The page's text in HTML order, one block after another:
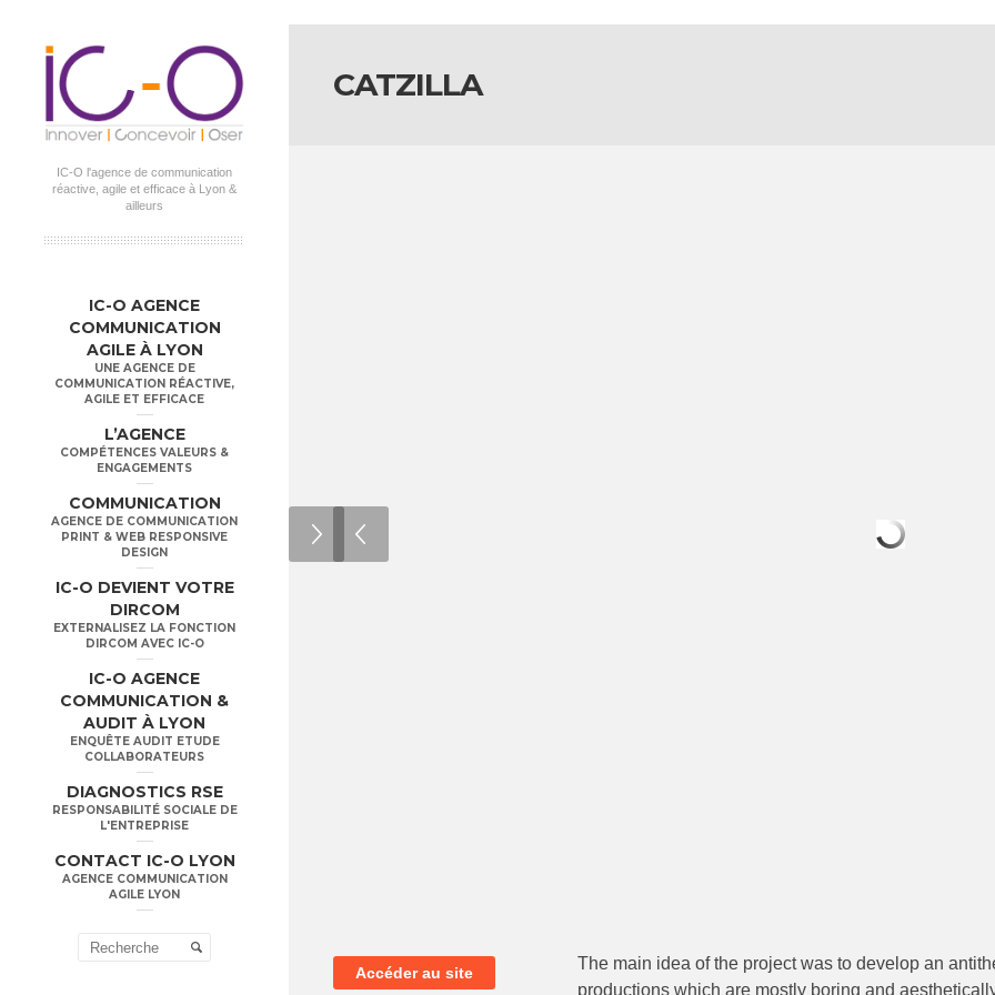
IC-O l'agence de communication
réactive, agile et efficace à Lyon &
ailleurs
contenu
principal
contenu
secondaire
IC-O AGENCE
COMMUNICATION
AGILE À LYON
UNE AGENCE DE
COMMUNICATION RÉACTIVE,
AGILE ET EFFICACE
L’AGENCE
COMPÉTENCES VALEURS &
ENGAGEMENTS
COMMUNICATION
AGENCE DE COMMUNICATION
PRINT & WEB RESPONSIVE
DESIGN
IC-O DEVIENT VOTRE
DIRCOM
EXTERNALISEZ LA FONCTION
DIRCOM AVEC IC-O
IC-O AGENCE
COMMUNICATION &
AUDIT À LYON
ENQUÊTE AUDIT ETUDE
COLLABORATEURS
DIAGNOSTICS RSE
RESPONSABILITÉ SOCIALE DE
L'ENTREPRISE
CONTACT IC-O LYON
AGENCE COMMUNICATION
AGILE LYON
CATZILLA
The main idea of the project was to develop an
productions which are mostly boring and
Accéder au site